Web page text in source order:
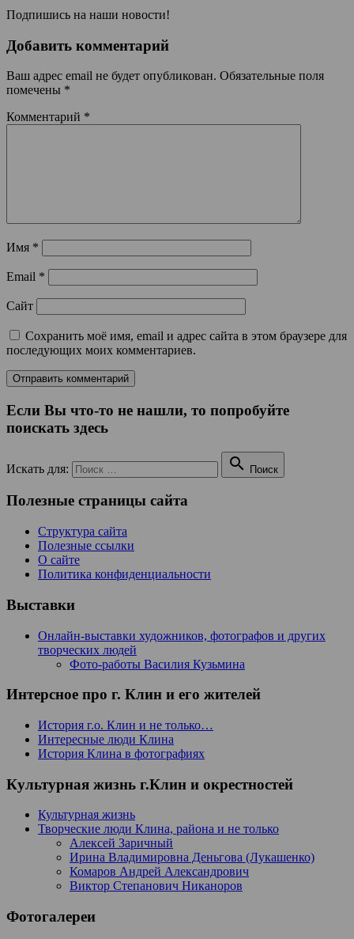
Подпишись на наши новости!
Добавить комментарий
Ваш адрес email не будет опубликован. Обязательные поля
помечены *
Комментарий *
Имя *
Email *
Сайт
Сохранить моё имя, email и адрес сайта в этом браузере для
последующих моих комментариев.
Если Вы что-то не нашли, то попробуйте
поискать здесь
Искать для:  Поиск
Полезные страницы сайта
Структура сайта
Полезные ссылки
О сайте
Политика конфиденциальности
Выставки
Онлайн-выставки художников, фотографов и других
творческих людей
Фото-работы Василия Кузьмина
Интерсное про г. Клин и его жителей
История г.о. Клин и не только…
Интересные люди Клина
История Клина в фотографиях
Культурная жизнь г.Клин и окрестностей
Культурная жизнь
Творческие люди Клина, района и не только
Алексей Заричный
Ирина Владимировна Деньгова (Лукашенко)
Комаров Андрей Александрович
Виктор Степанович Никаноров
Фотогалереи